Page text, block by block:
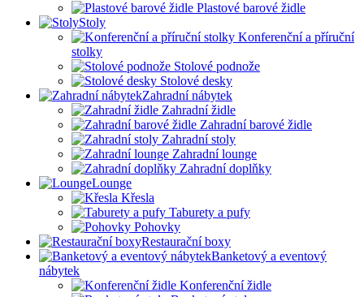
Plastové barové židle
Stoly
Konferenční a příruční
stolky
Stolové podnože
Stolové desky
Zahradní nábytek
Zahradní židle
Zahradní barové židle
Zahradní stoly
Zahradní lounge
Zahradní doplňky
Lounge
Křesla
Taburety a pufy
Pohovky
Restaurační boxy
Banketový a eventový
nábytek
Konferenční židle